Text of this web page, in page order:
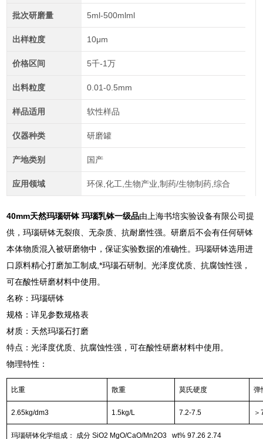
批次研磨量 5ml-500mlml
出样粒度 10μm
价格区间 5千-1万
出料粒度 0.01-0.5mm
样品适用 软性样品
仪器种类 研磨罐
产地类别 国产
应用领域 环保,化工,生物产业,制药/生物制药,综合
40mm天然玛瑙研钵 玛瑙乳钵一级品由上海书培实验设备有限公司提
供，玛瑙研钵无裂痕、无杂质、抗耐磨性强。研磨后不会有任何研钵
本体物质混入被研磨物中，保证实验数据的准确性。玛瑙研钵选用进
口原料精心打磨加工制成,*玛瑙石研制。光泽度优质、抗腐蚀性强，
可在酸性研磨材料中使用。
名称：玛瑙研钵
规格：详见参数规格表
材质：天然玛瑙石打磨
特点：光泽度优质、抗腐蚀性强，可在酸性研磨材料中使用。
物理特性：
比重 散重 莫氏硬度 弹
2.65kg/dm3 1.5kg/L 7.2-7.5
玛瑙研钵化学组成： 成分 SiO2 MgO/CaO/Mn2O3 wt% 97.26 2.74